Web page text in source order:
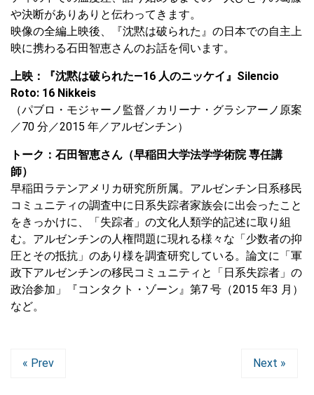
や決断がありありと伝わってきます。
映像の全編上映後、『沈黙は破られた』の日本での自主上
映に携わる石田智恵さんのお話を伺います。
上映：『沈黙は破られた―16 ⼈のニッケイ』Silencio
Roto: 16 Nikkeis
（パブロ・モジャーノ監督／カリーナ・グラシアーノ原案
／70 分／2015 年／アルゼンチン）
トーク：⽯⽥智恵さん（早稲⽥⼤学法学学術院 専任講
師）
早稲⽥ラテンアメリカ研究所所属。アルゼンチン⽇系移⺠
コミュニティの調査中に⽇系失踪者家族会に出会ったこと
をきっかけに、「失踪者」の⽂化⼈類学的記述に取り組
む。アルゼンチンの⼈権問題に現れる様々な「少数者の抑
圧とその抵抗」のあり様を調査研究している。論⽂に「軍
政下アルゼンチンの移⺠コミュニティと「⽇系失踪者」の
政治参加」『コンタクト・ゾーン』第7 号（2015 年3 ⽉）
など。
« Prev Next »